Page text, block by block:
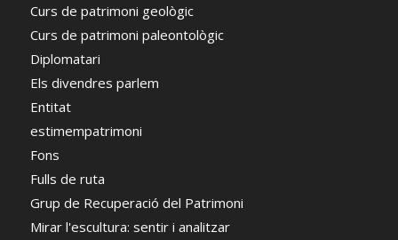
Curs de patrimoni geològic
Curs de patrimoni paleontològic
Diplomatari
Els divendres parlem
Entitat
estimempatrimoni
Fons
Fulls de ruta
Grup de Recuperació del Patrimoni
Mirar l'escultura: sentir i analitzar